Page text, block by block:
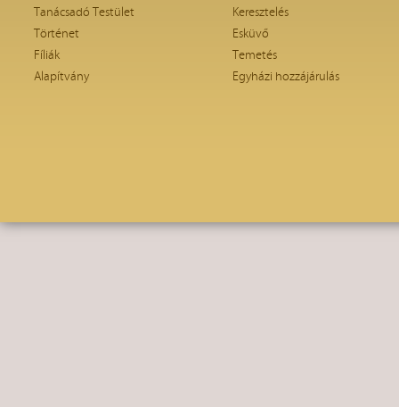
Tanácsadó Testület
Történet
Fíliák
Alapítvány
Keresztelés
Esküvő
Temetés
Egyházi hozzájárulás